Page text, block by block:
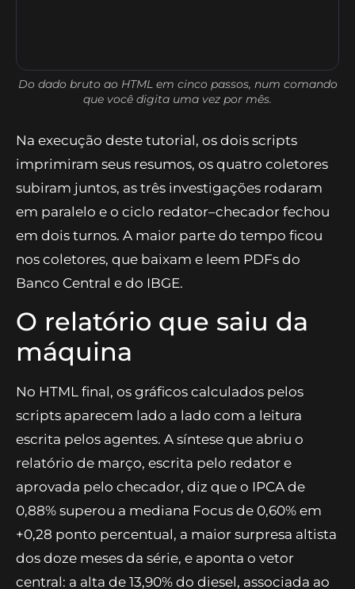
checador e, com o "ok", renderiza o HTML
datado. Falha de script para o pipeline; texto
Do dado bruto ao HTML em cinco passos, num comando
Na execução deste tutorial, os dois scripts
imprimiram seus resumos, os quatro coletores
subiram juntos, as três investigações rodaram
em paralelo e o ciclo redator–checador fechou
em dois turnos. A maior parte do tempo ficou
nos coletores, que baixam e leem PDFs do
Banco Central e do IBGE.
O relatório que saiu da
máquina